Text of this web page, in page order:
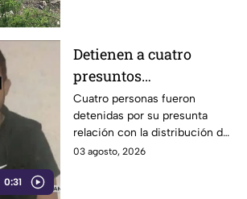
0:31
Detienen a cuatro
presuntos
D3LINCUENTES en
León: así OCURRIÓ
Cuatro personas fueron
detenidas por su presunta
relación con la distribución de
droga en distintos puntos de
03 agosto, 2026